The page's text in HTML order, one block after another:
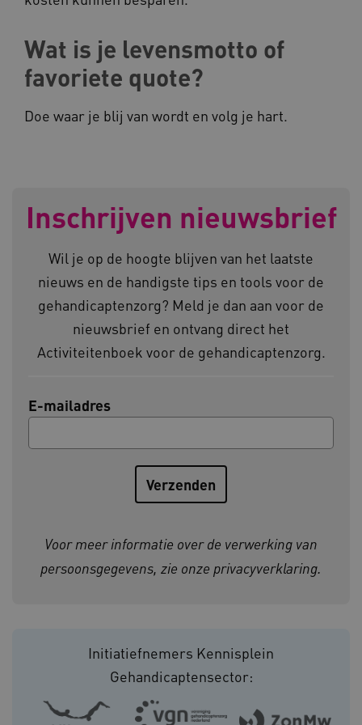
Wat is je levensmotto of
favoriete quote?
Doe waar je blij van wordt en volg je hart.
Inschrijven nieuwsbrief
Wil je op de hoogte blijven van het laatste
nieuws en de handigste tips en tools voor de
gehandicaptenzorg? Meld je dan aan voor de
nieuwsbrief en ontvang direct het
Activiteitenboek voor de gehandicaptenzorg.
E-mailadres
Voor meer informatie over de verwerking van
persoonsgegevens, zie onze privacyverklaring.
Initiatiefnemers Kennisplein
Gehandicaptensector:
Deze functionele en technische cookies zorgen
op uw privacy.
Naam
Provider
__Secure-YNID
__Secure-
.youtube.com
__cf_bm
Cloudflare Inc.
.vimeo.com
BCSessionID
CookieScriptConsent
CookieScript
www.kennispleingehandicaptensector.nl
Google Privacy Policy